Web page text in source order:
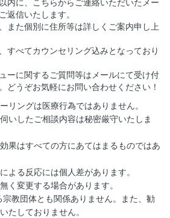
返信いたします。
また個別に住所等は詳しくご案内申し上
すべてカウンセリング込みとなっており
ーに関するご質問等はメールにて受け付
どうぞお気軽にお問い合わせください！
リングは医療行為ではありません。
いしたご相談内容は秘密厳守いたしま
果はすべての方にあてはまるものではあ
よる反応には個人差があります。
く変更する場合があります。
教団体とも関係ありません。また、勧
たしておりません。